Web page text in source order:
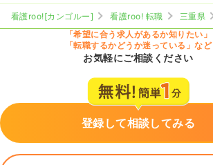
看護roo![カンゴルー] 看護roo! 転職 三重県
「希望に合う求人があるか知りたい」
「転職するかどうか迷っている」など
お気軽にご相談ください
登録して相談してみる